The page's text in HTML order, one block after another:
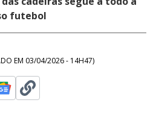
futebol
EM 03/04/2026 - 14H47)